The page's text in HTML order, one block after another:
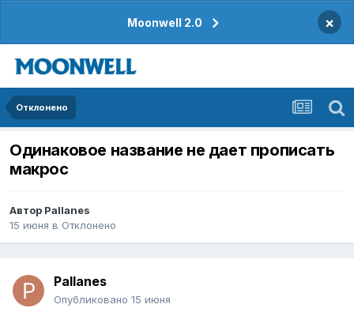
Moonwell 2.0 ×
Отклонено
Одинаковое название не дает прописать
макрос
Автор Pallanes
15 июня в Отклонено
Pallanes
Опубликовано 15 июня